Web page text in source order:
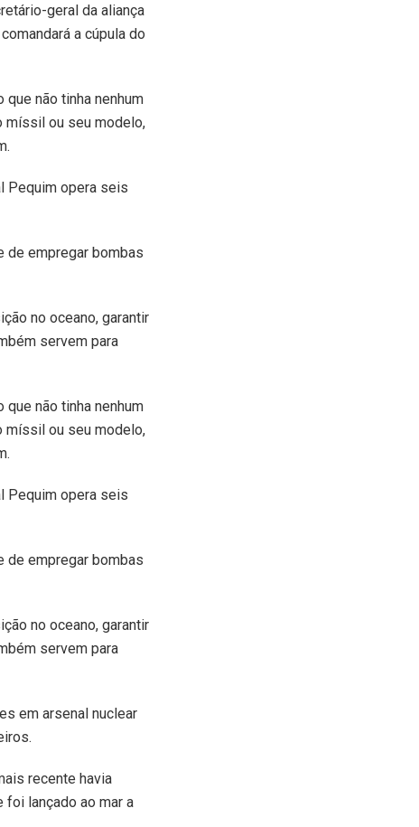
geral da aliança
a cúpula do
não tinha nenhum
míssil ou seu modelo,
Pequim opera seis
de empregar bombas
no oceano, garantir
servem para
não tinha nenhum
míssil ou seu modelo,
Pequim opera seis
de empregar bombas
no oceano, garantir
servem para
em arsenal nuclear
recente havia
foi lançado ao mar a